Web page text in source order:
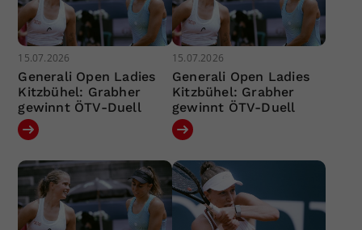
15.07.2026
Generali Open Ladies
Kitzbühel: Grabher
gewinnt ÖTV-Duell
15.07.2026
Generali Open Ladies
Kitzbühel: Grabher
gewinnt ÖTV-Duell